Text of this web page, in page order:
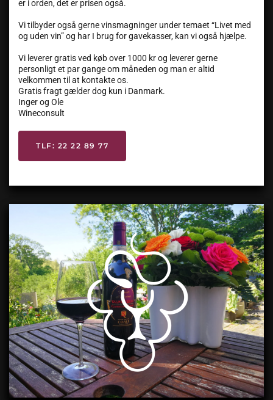
er i orden, det er prisen også.
Vi tilbyder også gerne vinsmagninger under temaet “Livet med
og uden vin” og har I brug for gavekasser, kan vi også hjælpe.
Vi leverer gratis ved køb over 1000 kr og leverer gerne
personligt et par gange om måneden og man er altid
velkommen til at kontakte os.
Gratis fragt gælder dog kun i Danmark.
Inger og Ole
Wineconsult
TLF: 22 22 89 77